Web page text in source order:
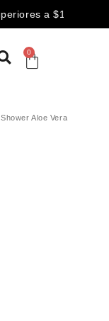
a $100.000
0
Aloe Vera